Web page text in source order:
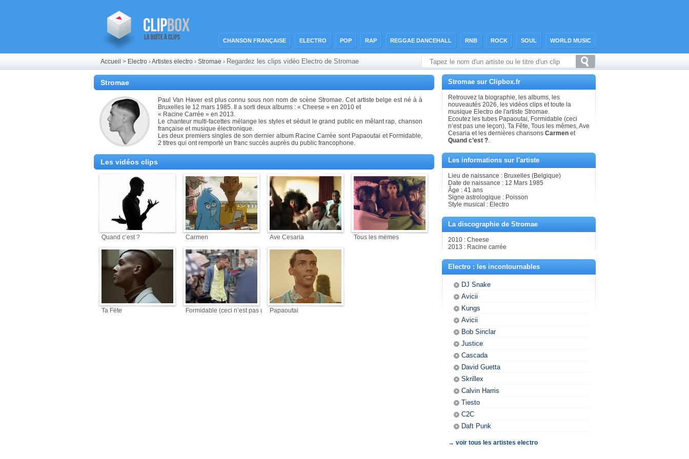
CHANSON FRANÇAISE ELECTRO POP RAP REGGAE DANCEHALL RNB ROCK SOUL WORLD MUSIC
Accueil > Electro ›Artistes electro › Stromae › Regardez les clips vidéo Electro de Stromae
Stromae
Paul Van Haver est plus connu sous non nom de scène Stromae. Cet artiste belge est né à à
Bruxelles le 12 mars 1985. Il a sorti deux albums : « Cheese » en 2010 et
« Racine Carrée » en 2013.
Le chanteur multi-facettes mélange les styles et séduit le grand public en mêlant rap, chanson
française et musique électronique.
Les deux premiers singles de son dernier album Racine Carrée sont Papaoutai et Formidable,
2 titres qui ont remporté un franc succès auprès du public francophone.
Les vidéos clips
Quand c’est ? Carmen Ave Cesaria Tous les mêmes
Ta Fête Formidable (ceci n’est pas une leçon)
Papaoutai
Stromae sur Clipbox.fr
Retrouvez la biographie, les albums, les
nouveautés 2026, les vidéos clips et toute la
musique Electro de l'artiste Stromae.
Ecoutez les tubes Papaoutai, Formidable (ceci
n’est pas une leçon), Ta Fête, Tous les mêmes, Ave
Cesaria et les dernières chansons Carmen et
Quand c’est ?.
Les informations sur l'artiste
Lieu de naissance : Bruxelles (Belgique)
Date de naissance : 12 Mars 1985
Âge : 41 ans
Signe astrologique : Poisson
Style musical : Electro
La discographie de Stromae
2010 : Cheese
2013 : Racine carrée
Electro : les incontournables
DJ Snake
Avicii
Kungs
Avicii
Bob Sinclar
Justice
Cascada
David Guetta
Skrillex
Calvin Harris
Tiesto
C2C
Daft Punk
→ voir tous les artistes electro